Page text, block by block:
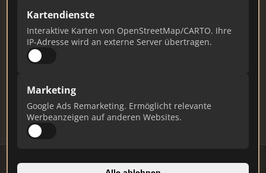
Kartendienste
Interaktive Karten von OpenStreetMap/CARTO. Ihre
IP-Adresse wird an externe Server übertragen.
Marketing
Google Ads Remarketing. Ermöglicht relevante
Werbeanzeigen auf anderen Websites.
Ist das Ihr Unternehmen?
Verifizieren Sie Ihr Profil, bearbeiten Sie Ihre
Updates.
Profil beanspruchen